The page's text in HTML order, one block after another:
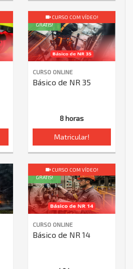
CURSO ONLINE
Básico de NR 35
8 horas
Matricular!
GRÁTIS!
CURSO COM VÍDEO!
CURSO ONLINE
Básico de NR 14
GRÁTIS!
CURSO COM VÍDEO!